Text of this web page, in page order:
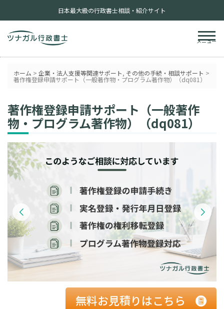
日本最大級の行政書士相談・紹介サイト
メニュー
ホーム > 企業・法人支援等関連サポート, その他の手続・相談サポート >
著作権登録申請サポート（一般著作物・プログラム著作物）（dq081）
著作権登録申請サポート（一般著作
物・プログラム著作物）（dq081）
無料お見積りはこちら